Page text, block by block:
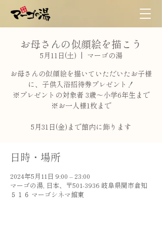
お母さんの似顔絵を描こう
5月11日(土)
  |
マーゴの湯
お母さんの似顔絵を描いていただいたお子様
に、子供入浴招待券プレゼント！
※プレゼントの対象者 3歳〜小学6年生まで
※お一人様1枚まで
5月31日(金)まで館内に飾ります
日時・場所
2024年5月11日 9:00 – 23:00
マーゴの湯, 日本、〒501-3936 岐阜県関市倉知
５１６ マーゴシネマ館東